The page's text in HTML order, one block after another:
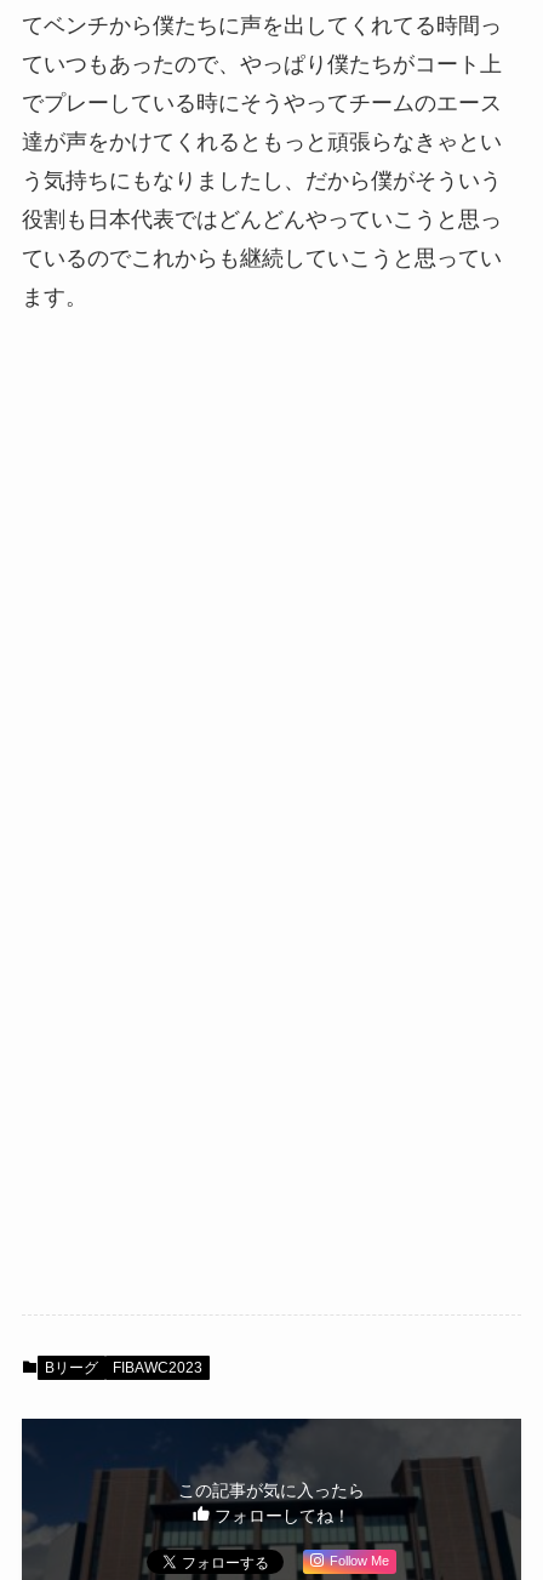
てベンチから僕たちに声を出してくれてる時間っ
ていつもあったので、やっぱり僕たちがコート上
でプレーしている時にそうやってチームのエース
達が声をかけてくれるともっと頑張らなきゃとい
う気持ちにもなりましたし、だから僕がそういう
役割も日本代表ではどんどんやっていこうと思っ
ているのでこれからも継続していこうと思ってい
ます。
Bリーグ FIBAWC2023
この記事が気に入ったら
フォローしてね！
Follow Me